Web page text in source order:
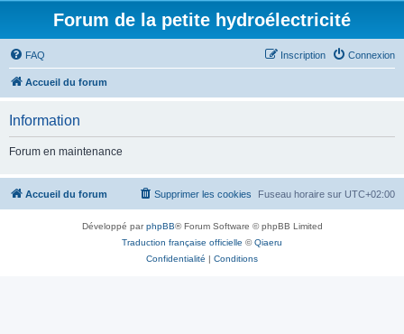
Forum de la petite hydroélectricité
FAQ Connexion
Inscription
Accueil du forum
Information
Forum en maintenance
Accueil du forum Fuseau horaire sur UTC+02:00
Supprimer les cookies
Développé parphpBB® Forum Software © phpBB Limited
Traduction française officielle ©Qiaeru
Confidentialité | Conditions